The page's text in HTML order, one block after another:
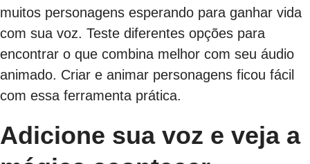
muitos personagens esperando para ganhar vida
com sua voz. Teste diferentes opções para
encontrar o que combina melhor com seu áudio
animado. Criar e animar personagens ficou fácil
com essa ferramenta prática.
Adicione sua voz e veja a